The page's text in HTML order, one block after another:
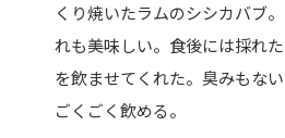
くり焼いたラムのシシカバブ
れも美味しい。食後には採れ
を飲ませてくれた。臭みもな
ごくごく飲める。